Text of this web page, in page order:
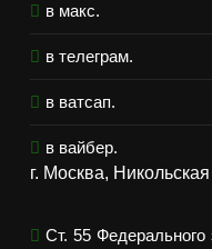
в макс.
в телеграм.
в ватсап.
в вайбер.
г. Москва,
Ст. 55